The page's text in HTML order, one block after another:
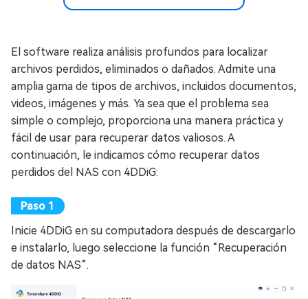
El software realiza análisis profundos para localizar
archivos perdidos, eliminados o dañados. Admite una
amplia gama de tipos de archivos, incluidos documentos,
videos, imágenes y más. Ya sea que el problema sea
simple o complejo, proporciona una manera práctica y
fácil de usar para recuperar datos valiosos. A
continuación, le indicamos cómo recuperar datos
perdidos del NAS con 4DDiG:
Inicie 4DDiG en su computadora después de descargarlo
e instalarlo, luego seleccione la función “Recuperación
de datos NAS”.